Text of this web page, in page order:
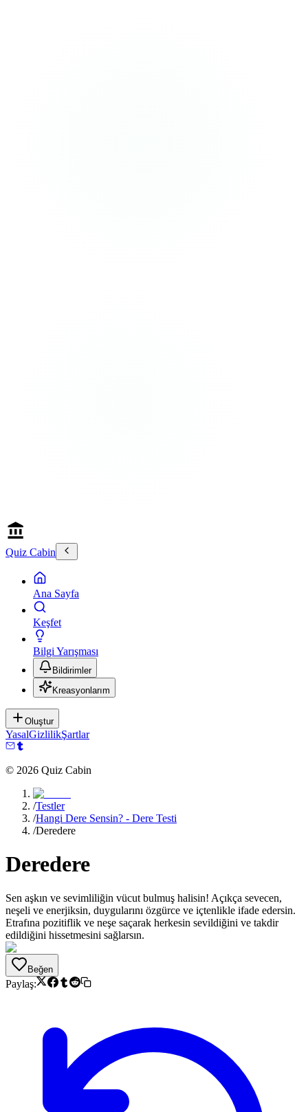
Quiz Cabin
Ana Sayfa
Keşfet
Bilgi Yarışması
Bildirimler
Kreasyonlarım
Oluştur
YasalGizlilikŞartlar
© 2026 Quiz Cabin
/Testler
/Hangi Dere Sensin? - Dere Testi
/Deredere
Deredere
Sen aşkın ve sevimliliğin vücut bulmuş halisin! Açıkça sevecen,
neşeli ve enerjiksin, duygularını özgürce ve içtenlikle ifade edersin.
Etrafına pozitiflik ve neşe saçarak herkesin sevildiğini ve takdir
edildiğini hissetmesini sağlarsın.
Beğen
Paylaş: